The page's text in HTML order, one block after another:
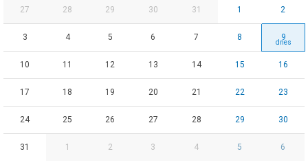
27 28 29 30 31 1 2
3 4 5 6 7 8 9
10 11 12 13 14 15 16
17 18 19 20 21 22 23
24 25 26 27 28 29 30
31 1 2 3 4 5 6